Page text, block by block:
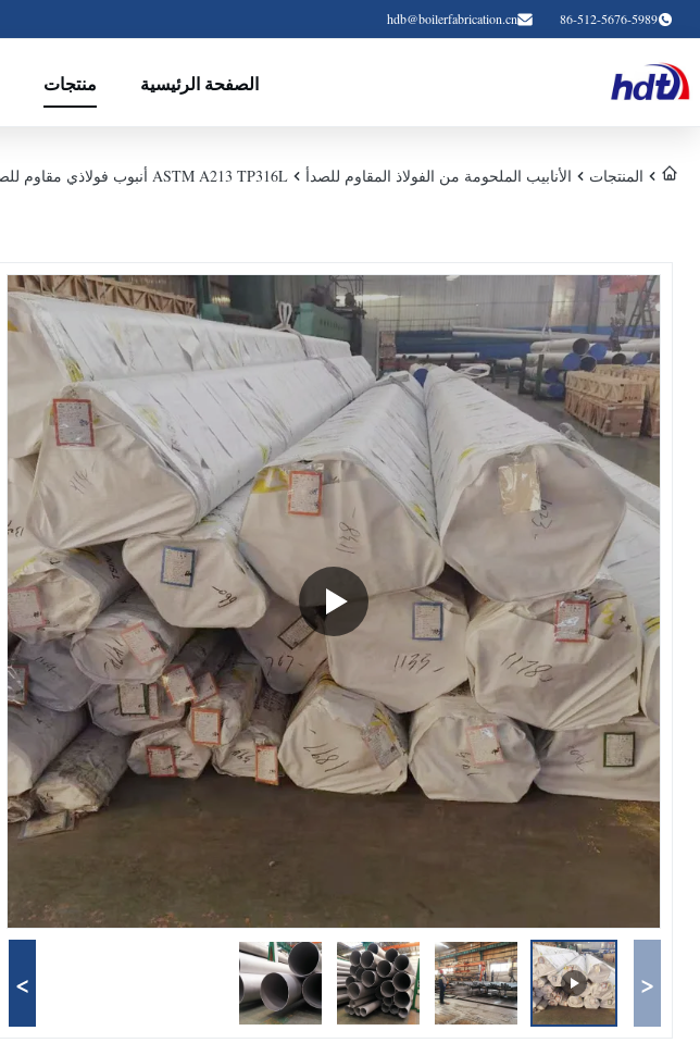
86-512-5676-5989
hdb@boilerfabrication.cn
الصفحة الرئيسية منتجات
المنتجات الأنابيب الملحومة من الفولاذ المقاوم للصدأ ASTM A213 TP316L أنبوب فولاذي مقاوم للصدأ غير ملحوم لأجزاء الغلايات
<
>